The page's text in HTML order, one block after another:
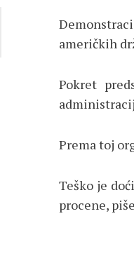
američkih
Pokret
Prema toj
Teško je
procene,